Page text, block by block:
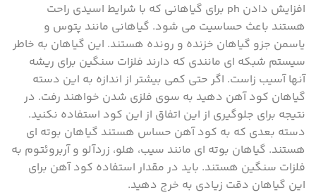
افزایش دادن ph برای گیاهانی که با شرایط اسیدی راحت
هستند باعث حساسیت می شود. گیاهانی مانند پتوس و
یاسمن جزو گیاهان خزنده و رونده هستند. این گیاهان به خاطر
سیستم شبکه ای مانندی که دارند فلزات سنگین برای ریشه
آنها آسیب زاست. اگر حتی کمی بیشتر از اندازه به این دسته
گیاهان کود آهن دهید به سوی فلزی شدن خواهند رفت. در
نتیجه برای جلوگیری از این اتفاق از این کود استفاده نکنید.
دسته بعدی که به کود آهن حساس هستند گیاهان بوته ای
هستند. گیاهان بوته ای مانند سیب، هلو، زردآلو و آربروئتوم به
فلزات سنگین هستند. باید در مقدار استفاده کود آهن برای
این گیاهان دقت زیادی به خرج دهید.